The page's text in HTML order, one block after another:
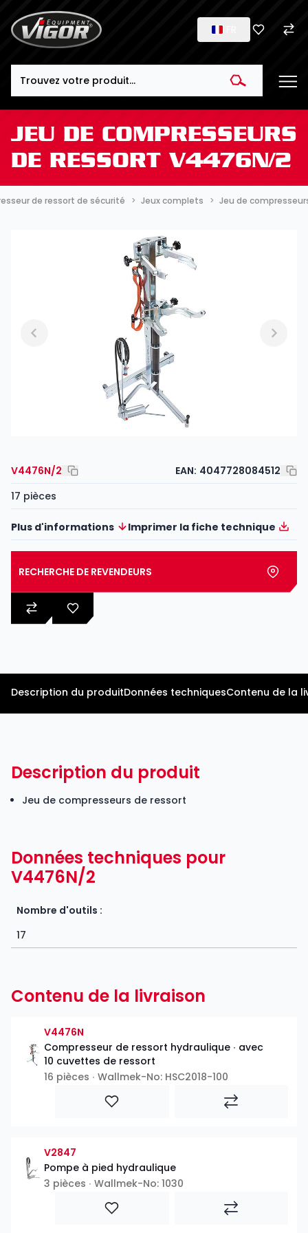
JEU DE COMPRESSEURS
DE RESSORT V4476N/2
de ressort de sécurité Jeux complets Jeu de
V4476N/2 EAN: 4047728084512
17 pièces
Plus d'informations Imprimer la fiche technique
RECHERCHE DE REVENDEURS
Description du produitDonnées techniquesContenu de la
Description du produit
Jeu de compresseurs de ressort
Données techniques pour
V4476N/2
Nombre d'outils :
17
Contenu de la livraison
V4476N
Compresseur de ressort hydraulique ∙ avec
10 cuvettes de ressort
16 pièces ∙ Wallmek-No: HSC2018-100
V2847
Pompe à pied hydraulique
3 pièces ∙ Wallmek-No: 1030